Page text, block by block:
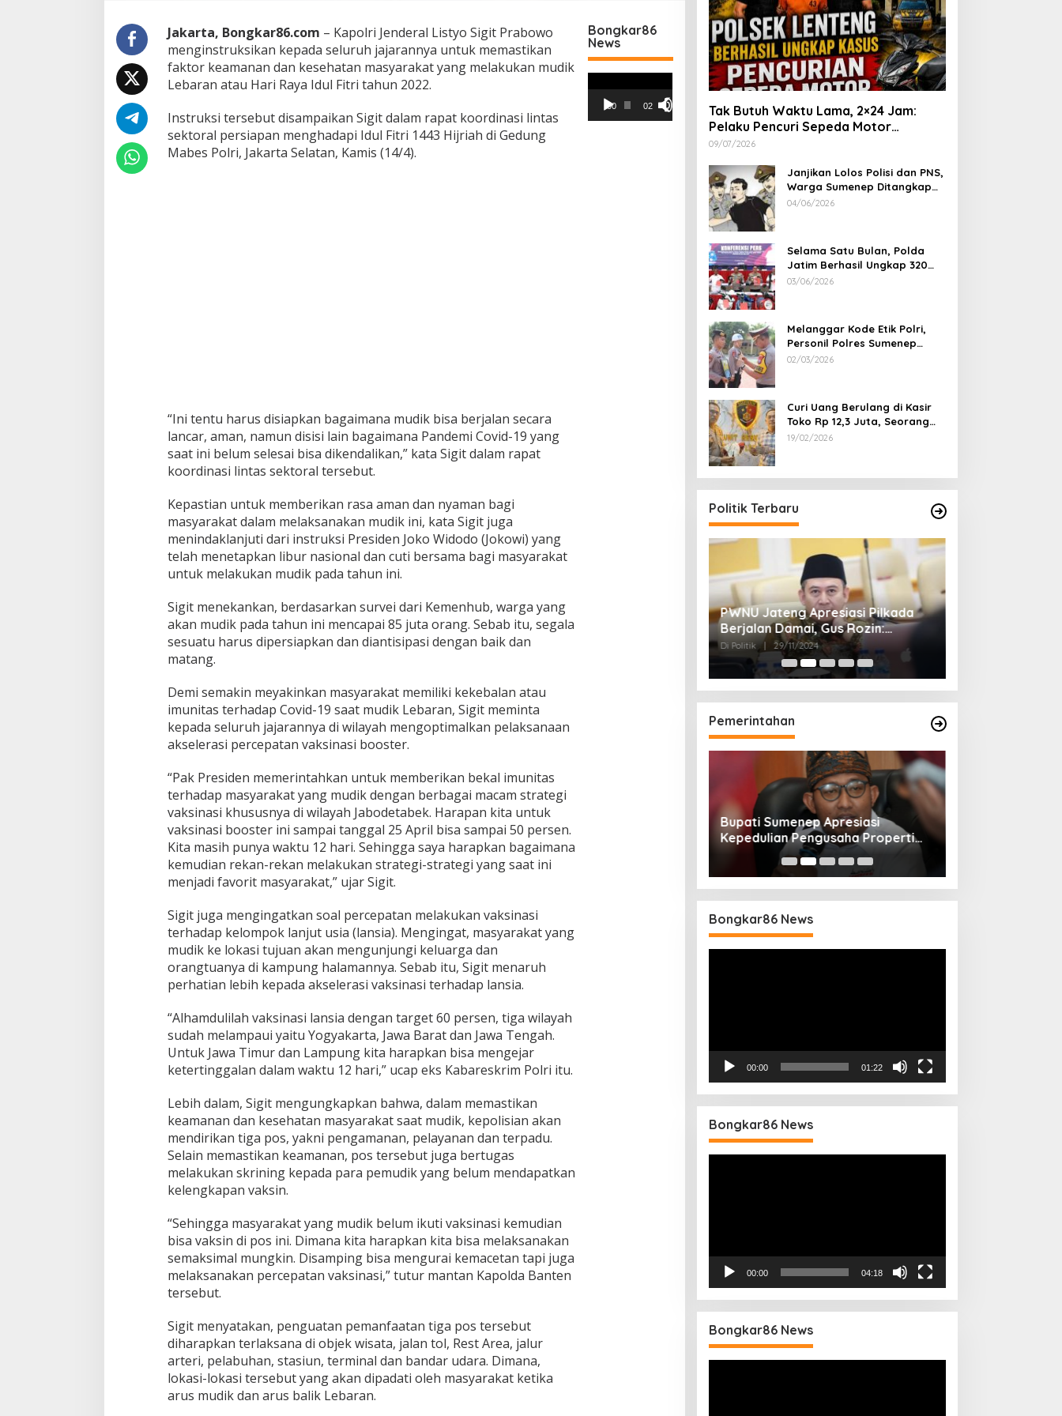
g
A
m
a
n
a
n
S
e
Jakarta, Bongkar86.com – Kapolri Jenderal Listyo Sigit Prabowo
menginstruksikan kepada seluruh jajarannya untuk memastikan
faktor keamanan dan kesehatan masyarakat yang melakukan mudik
Lebaran atau Hari Raya Idul Fitri tahun 2022.
Instruksi tersebut disampaikan Sigit dalam rapat koordinasi lintas
sektoral persiapan menghadapi Idul Fitri 1443 Hijriah di Gedung
Mabes Polri, Jakarta Selatan, Kamis (14/4).
“Ini tentu harus disiapkan bagaimana mudik bisa berjalan secara
lancar, aman, namun disisi lain bagaimana Pandemi Covid-19 yang
saat ini belum selesai bisa dikendalikan,” kata Sigit dalam rapat
koordinasi lintas sektoral tersebut.
Kepastian untuk memberikan rasa aman dan nyaman bagi
masyarakat dalam melaksanakan mudik ini, kata Sigit juga
menindaklanjuti dari instruksi Presiden Joko Widodo (Jokowi) yang
telah menetapkan libur nasional dan cuti bersama bagi masyarakat
untuk melakukan mudik pada tahun ini.
Sigit menekankan, berdasarkan survei dari Kemenhub, warga yang
akan mudik pada tahun ini mencapai 85 juta orang. Sebab itu, segala
sesuatu harus dipersiapkan dan diantisipasi dengan baik dan
matang.
Demi semakin meyakinkan masyarakat memiliki kekebalan atau
imunitas terhadap Covid-19 saat mudik Lebaran, Sigit meminta
kepada seluruh jajarannya di wilayah mengoptimalkan pelaksanaan
akselerasi percepatan vaksinasi booster.
“Pak Presiden memerintahkan untuk memberikan bekal imunitas
terhadap masyarakat yang mudik dengan berbagai macam strategi
vaksinasi khususnya di wilayah Jabodetabek. Harapan kita untuk
vaksinasi booster ini sampai tanggal 25 April bisa sampai 50 persen.
Kita masih punya waktu 12 hari. Sehingga saya harapkan bagaimana
kemudian rekan-rekan melakukan strategi-strategi yang saat ini
menjadi favorit masyarakat,” ujar Sigit.
Sigit juga mengingatkan soal percepatan melakukan vaksinasi
terhadap kelompok lanjut usia (lansia). Mengingat, masyarakat yang
mudik ke lokasi tujuan akan mengunjungi keluarga dan
orangtuanya di kampung halamannya. Sebab itu, Sigit menaruh
perhatian lebih kepada akselerasi vaksinasi terhadap lansia.
“Alhamdulilah vaksinasi lansia dengan target 60 persen, tiga wilayah
sudah melampaui yaitu Yogyakarta, Jawa Barat dan Jawa Tengah.
Untuk Jawa Timur dan Lampung kita harapkan bisa mengejar
ketertinggalan dalam waktu 12 hari,” ucap eks Kabareskrim Polri itu.
Lebih dalam, Sigit mengungkapkan bahwa, dalam memastikan
keamanan dan kesehatan masyarakat saat mudik, kepolisian akan
mendirikan tiga pos, yakni pengamanan, pelayanan dan terpadu.
Selain memastikan keamanan, pos tersebut juga bertugas
melakukan skrining kepada para pemudik yang belum mendapatkan
kelengkapan vaksin.
“Sehingga masyarakat yang mudik belum ikuti vaksinasi kemudian
bisa vaksin di pos ini. Dimana kita harapkan kita bisa melaksanakan
semaksimal mungkin. Disamping bisa mengurai kemacetan tapi juga
melaksanakan percepatan vaksinasi,” tutur mantan Kapolda Banten
tersebut.
Sigit menyatakan, penguatan pemanfaatan tiga pos tersebut
diharapkan terlaksana di objek wisata, jalan tol, Rest Area, jalur
arteri, pelabuhan, stasiun, terminal dan bandar udara. Dimana,
lokasi-lokasi tersebut yang akan dipadati oleh masyarakat ketika
arus mudik dan arus balik Lebaran.
Bongkar86
News
Video
00:00 02:42
Tak Butuh Waktu Lama, 2×24 Jam:
Pelaku Pencuri Sepeda Motor
Langsung Diringkus Polsek Lenteng di
09/07/2026
Janjikan Lolos Polisi dan PNS,
Warga Sumenep Ditangkap
Polres Sampang, Korban Rugi
04/06/2026
Selama Satu Bulan, Polda
Jatim Berhasil Ungkap 320
Kasus Kejahatan Jalanan, BB
03/06/2026
Melanggar Kode Etik Polri,
Personil Polres Sumenep
Dipecat
02/03/2026
Curi Uang Berulang di Kasir
Toko Rp 12,3 Juta, Seorang
Pemuda Diamankan Tim
19/02/2026
Politik Terbaru
Ketua Komisi II DPR RI: Pilkada
Serentak 2024 Berjalan Lancar
dan Kondusif
Di Politik |
PWNU Jateng Apresiasi Pilkada
Berjalan Damai, Gus Rozin:
Cerminan Kedewasaan Politik
Masyarakat
Di Politik | 29/11/2024
Pemerintahan
Pemkab Sumenep Salurkan
Tunjangan Guru Ngaji, Bupati
Fauzi: Guru Ngaji Berperan
Strategis Bangun Akhlak Generasi
Bupati Sumenep Apresiasi
Kepedulian Pengusaha Properti
Bantu Korban Gempa
Bongkar86 News
00:00 01:22
Bongkar86 News
00:00 04:18
Bongkar86 News